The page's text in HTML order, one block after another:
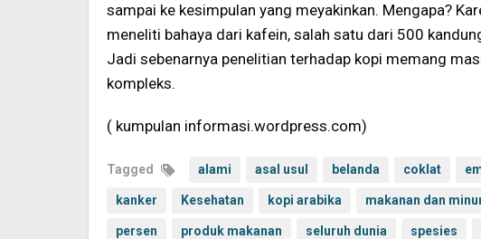
sampai ke kesimpulan yang meyakinkan. Mengapa?
meneliti bahaya dari kafein, salah satu dari 500
Jadi sebenarnya penelitian terhadap kopi memang
kompleks.
( kumpulan informasi.wordpress.com)
Tagged alami asal usul belanda coklat
kanker Kesehatan kopi arabika makanan dan
persen produk makanan seluruh dunia spesies